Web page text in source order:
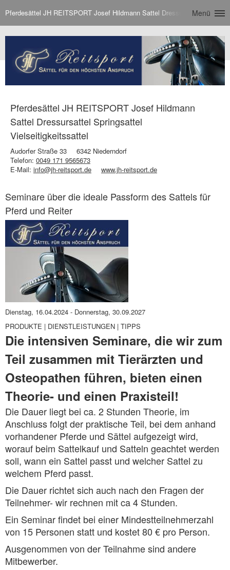
Pferdesättel JH REITSPORT Josef Hildmann Sattel DressursattelMenü
Pferdesättel JH REITSPORT Josef Hildmann
Sattel Dressursattel Springsattel
Vielseitigkeitssattel
Audorfer Straße 33
6342 Niederndorf
Telefon: 0049 171 9565673
E-Mail: info@jh-reitsport.de www.jh-reitsport.de
Seminare über die ideale Passform des Sattels für
Pferd und Reiter
Dienstag, 16.04.2024 - Donnerstag, 30.09.2027
PRODUKTE | DIENSTLEISTUNGEN | TIPPS
Die intensiven Seminare, die wir zum
Teil zusammen mit Tierärzten und
Osteopathen führen, bieten einen
Theorie- und einen Praxisteil!
Die Dauer liegt bei ca. 2 Stunden Theorie, im
Anschluss folgt der praktische Teil, bei dem anhand
vorhandener Pferde und Sättel aufgezeigt wird,
worauf beim Sattelkauf und Satteln geachtet werden
soll, wann ein Sattel passt und welcher Sattel zu
welchem Pferd passt.
Die Dauer richtet sich auch nach den Fragen der
Teilnehmer- wir rechnen mit ca 4 Stunden.
Ein Seminar findet bei einer Mindestteilnehmerzahl
von 15 Personen statt und kostet 80 € pro Person.
Ausgenommen von der Teilnahme sind andere
Mitbewerber.